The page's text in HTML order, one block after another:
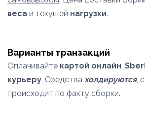
веса и текущей нагрузки.
Варианты транзакций
Оплачивайте картой онлайн,
курьеру. Средства холдируются,
происходит по факту сборки.